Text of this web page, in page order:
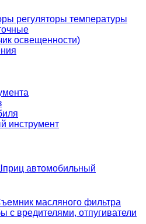
регуляторы температуры
освещенности)
инструмент
автомобильный
масляного фильтра
с вредителями, отпугиватели